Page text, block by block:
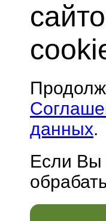
данных.
Если Вы